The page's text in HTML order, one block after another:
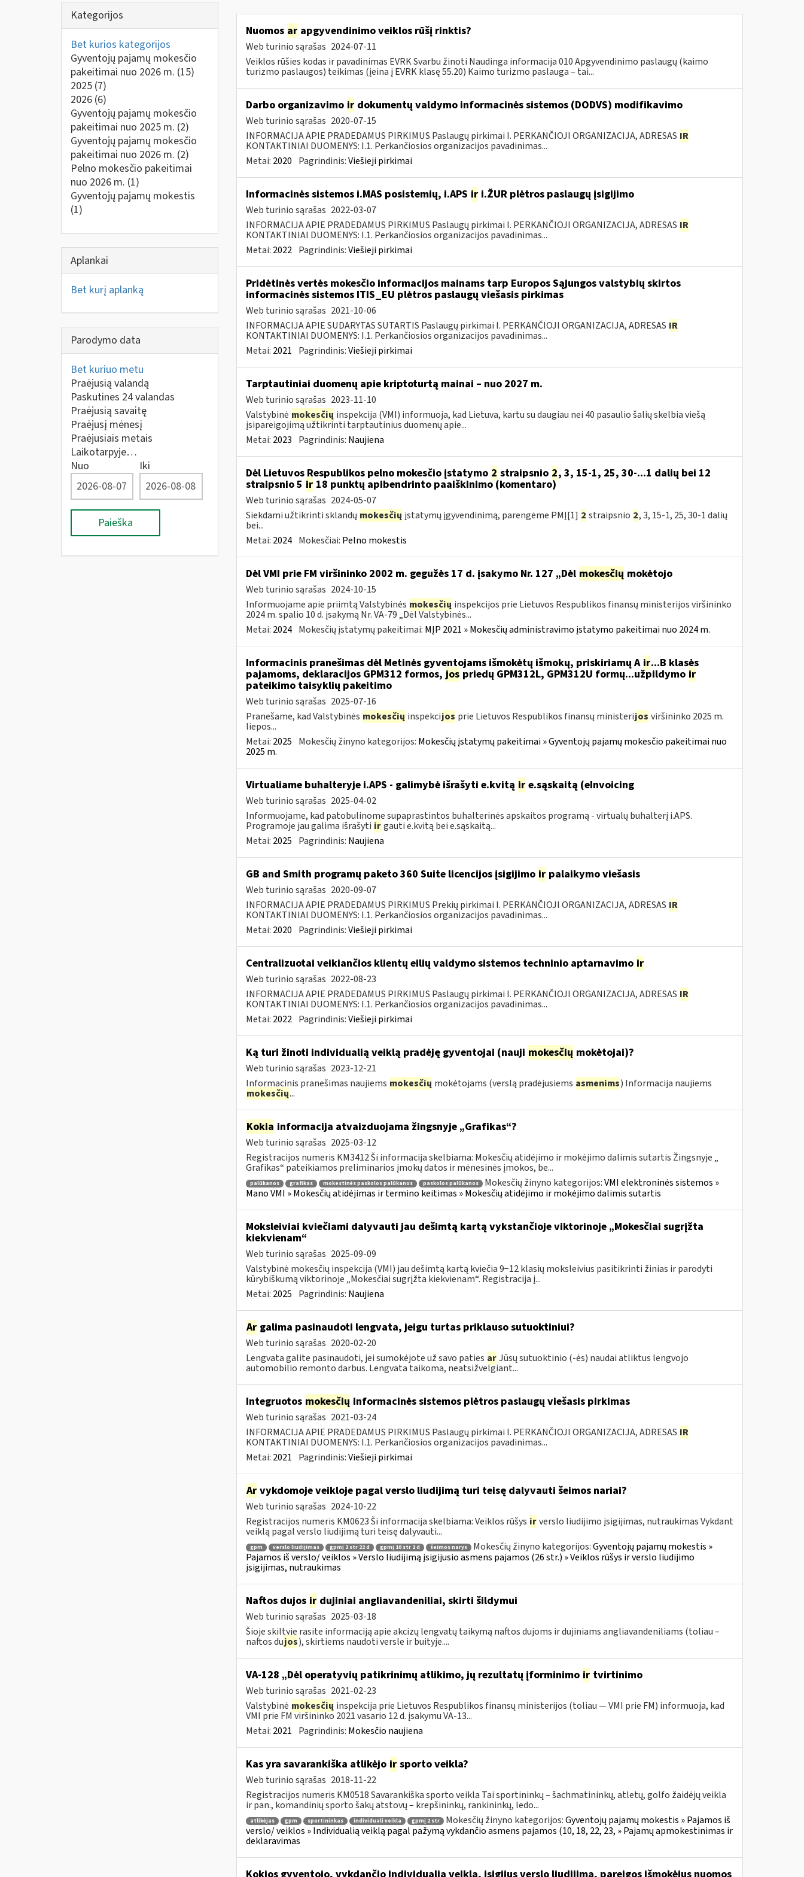
Kategorijos
Bet kurios kategorijos
Gyventojų pajamų mokesčio
pakeitimai nuo 2026 m. (15)
2025 (7)
2026 (6)
Gyventojų pajamų mokesčio
pakeitimai nuo 2025 m. (2)
Gyventojų pajamų mokesčio
pakeitimai nuo 2026 m. (2)
Pelno mokesčio pakeitimai
nuo 2026 m. (1)
Gyventojų pajamų mokestis
(1)
Aplankai
Bet kurį aplanką
Parodymo data
Bet kuriuo metu
Praėjusią valandą
Paskutines 24 valandas
Praėjusią savaitę
Praėjusį mėnesį
Praėjusiais metais
Laikotarpyje…
Nuo
Iki
Paieška
Nuomos arapgyvendinimo veiklos rūšį rinktis?
Web turinio sąrašas 2024-07-11
Veiklos rūšies kodas ir pavadinimas EVRK Svarbu žinoti Naudinga informacija 010 Apgyvendinimo paslaugų (kaimo
turizmo paslaugos) teikimas (įeina į EVRK klasę 55.20) Kaimo turizmo paslauga – tai...
Darbo organizavimo irdokumentų valdymo informacinės sistemos (DODVS) modifikavimo
Web turinio sąrašas 2020-07-15
INFORMACIJA APIE PRADEDAMUS PIRKIMUS Paslaugų pirkimai I. PERKANČIOJI ORGANIZACIJA, ADRESAS IR
KONTAKTINIAI DUOMENYS: I.1. Perkančiosios organizacijos pavadinimas...
Metai: 2020 Pagrindinis:Viešieji pirkimai
Informacinės sistemos i.MAS posistemių, i.APS iri.ŽUR plėtros paslaugų įsigijimo
Web turinio sąrašas 2022-03-07
INFORMACIJA APIE PRADEDAMUS PIRKIMUS Paslaugų pirkimai I. PERKANČIOJI ORGANIZACIJA, ADRESAS IR
KONTAKTINIAI DUOMENYS: I.1. Perkančiosios organizacijos pavadinimas...
Metai: 2022 Pagrindinis:Viešieji pirkimai
Pridėtinės vertės mokesčio informacijos mainams tarp Europos Sąjungos valstybių skirtos
informacinės sistemos ITIS_EU plėtros paslaugų viešasis pirkimas
Web turinio sąrašas 2021-10-06
INFORMACIJA APIE SUDARYTAS SUTARTIS Paslaugų pirkimai I. PERKANČIOJI ORGANIZACIJA, ADRESAS IR
KONTAKTINIAI DUOMENYS: I.1. Perkančiosios organizacijos pavadinimas...
Metai: 2021 Pagrindinis:Viešieji pirkimai
Tarptautiniai duomenų apie kriptoturtą mainai – nuo 2027 m.
Web turinio sąrašas 2023-11-10
Valstybinė mokesčių inspekcija (VMI) informuoja, kad Lietuva, kartu su daugiau nei 40 pasaulio šalių skelbia viešą
įsipareigojimą užtikrinti tarptautinius duomenų apie...
Metai: 2023 Pagrindinis: Naujiena
Dėl Lietuvos Respublikos pelno mokesčio įstatymo 2 straipsnio 2, 3, 15-1, 25, 30-...1 dalių bei 12
straipsnio 5 ir18 punktų apibendrinto paaiškinimo (komentaro)
Web turinio sąrašas 2024-05-07
Siekdami užtikrinti sklandų mokesčių įstatymų įgyvendinimą, parengėme PMĮ[1] 2 straipsnio 2, 3, 15-1, 25, 30-1 dalių
bei...
Metai: 2024 Mokesčiai: Pelno mokestis
Dėl VMI prie FM viršininko 2002 m. gegužės 17 d. įsakymo Nr. 127 „Dėl mokesčių mokėtojo
Web turinio sąrašas 2024-10-15
Informuojame apie priimtą Valstybinės mokesčių inspekcijos prie Lietuvos Respublikos finansų ministerijos viršininko
2024 m. spalio 10 d. įsakymą Nr. VA-79 „Dėl Valstybinės...
Metai: 2024 Mokesčių įstatymų pakeitimai: MĮP 2021 » Mokesčių administravimo įstatymo pakeitimai nuo 2024 m.
Informacinis pranešimas dėl Metinės gyventojams išmokėtų išmokų, priskiriamų A ir...B klasės
pajamoms, deklaracijos GPM312 formos, jos priedų GPM312L, GPM312U formų...užpildymo ir
pateikimo taisyklių pakeitimo
Web turinio sąrašas 2025-07-16
Pranešame, kad Valstybinės mokesčių inspekcijos prie Lietuvos Respublikos finansų ministerijos viršininko 2025 m.
liepos...
Metai: 2025 Mokesčių žinyno kategorijos: Mokesčių įstatymų pakeitimai » Gyventojų pajamų mokesčio pakeitimai nuo
2025 m.
Virtualiame buhalteryje i.APS - galimybė išrašyti e.kvitą ire.sąskaitą (eInvoicing
Web turinio sąrašas 2025-04-02
Informuojame, kad patobulinome supaprastintos buhalterinės apskaitos programą - virtualų buhalterį i.APS.
Programoje jau galima išrašyti ir gauti e.kvitą bei e.sąskaitą...
Metai: 2025 Pagrindinis: Naujiena
GB and Smith programų paketo 360 Suite licencijos įsigijimo irpalaikymo viešasis
Web turinio sąrašas 2020-09-07
INFORMACIJA APIE PRADEDAMUS PIRKIMUS Prekių pirkimai I. PERKANČIOJI ORGANIZACIJA, ADRESAS IR
KONTAKTINIAI DUOMENYS: I.1. Perkančiosios organizacijos pavadinimas...
Metai: 2020 Pagrindinis:Viešieji pirkimai
Centralizuotai veikiančios klientų eilių valdymo sistemos techninio aptarnavimo ir
Web turinio sąrašas 2022-08-23
INFORMACIJA APIE PRADEDAMUS PIRKIMUS Paslaugų pirkimai I. PERKANČIOJI ORGANIZACIJA, ADRESAS IR
KONTAKTINIAI DUOMENYS: I.1. Perkančiosios organizacijos pavadinimas...
Metai: 2022 Pagrindinis:Viešieji pirkimai
Ką turi žinoti individualią veiklą pradėję gyventojai (nauji mokesčių mokėtojai)?
Web turinio sąrašas 2023-12-21
Informacinis pranešimas naujiems mokesčių mokėtojams (verslą pradėjusiems asmenims) Informacija naujiems
mokesčių...
Kokia informacija atvaizduojama žingsnyje „Grafikas“?
Web turinio sąrašas 2025-03-12
Registracijos numeris KM3412 Ši informacija skelbiama: Mokesčių atidėjimo ir mokėjimo dalimis sutartis Žingsnyje „
Grafikas“ pateikiamos preliminarios įmokų datos ir mėnesinės įmokos, be...
palūkanos grafikas mokestinės paskolos palūkanos paskolos palūkanos Mokesčių žinyno kategorijos:VMI elektroninės sistemos »
Mano VMI » Mokesčių atidėjimas ir termino keitimas » Mokesčių atidėjimo ir mokėjimo dalimis sutartis
Moksleiviai kviečiami dalyvauti jau dešimtą kartą vykstančioje viktorinoje „Mokesčiai sugrįžta
kiekvienam“
Web turinio sąrašas 2025-09-09
Valstybinė mokesčių inspekcija (VMI) jau dešimtą kartą kviečia 9−12 klasių moksleivius pasitikrinti žinias ir parodyti
kūrybiškumą viktorinoje „Mokesčiai sugrįžta kiekvienam“. Registracija į...
Metai: 2025 Pagrindinis: Naujiena
Argalima pasinaudoti lengvata, jeigu turtas priklauso sutuoktiniui?
Web turinio sąrašas 2020-02-20
Lengvata galite pasinaudoti, jei sumokėjote už savo paties ar Jūsų sutuoktinio (-ės) naudai atliktus lengvojo
automobilio remonto darbus. Lengvata taikoma, neatsižvelgiant...
Integruotos mokesčių informacinės sistemos plėtros paslaugų viešasis pirkimas
Web turinio sąrašas 2021-03-24
INFORMACIJA APIE PRADEDAMUS PIRKIMUS Paslaugų pirkimai I. PERKANČIOJI ORGANIZACIJA, ADRESAS IR
KONTAKTINIAI DUOMENYS: I.1. Perkančiosios organizacijos pavadinimas...
Metai: 2021 Pagrindinis:Viešieji pirkimai
Arvykdomoje veikloje pagal verslo liudijimą turi teisę dalyvauti šeimos nariai?
Web turinio sąrašas 2024-10-22
Registracijos numeris KM0623 Ši informacija skelbiama: Veiklos rūšys ir verslo liudijimo įsigijimas, nutraukimas Vykdant
veiklą pagal verslo liudijimą turi teisę dalyvauti...
gpm verslo liudijimas gpmį 2 str 22 d gpmį 10 str 2 d šeimos narys Mokesčių žinyno kategorijos:Gyventojų pajamų mokestis »
Pajamos iš verslo/ veiklos » Verslo liudijimą įsigijusio asmens pajamos (26 str.) » Veiklos rūšys ir verslo liudijimo
įsigijimas, nutraukimas
Naftos dujos irdujiniai angliavandeniliai, skirti šildymui
Web turinio sąrašas 2025-03-18
Šioje skiltyje rasite informaciją apie akcizų lengvatų taikymą naftos dujoms ir dujiniams angliavandeniliams (toliau –
naftos dujos), skirtiems naudoti versle ir buityje....
VA-128 „Dėl operatyvių patikrinimų atlikimo, jų rezultatų įforminimo irtvirtinimo
Web turinio sąrašas 2021-02-23
Valstybinė mokesčių inspekcija prie Lietuvos Respublikos finansų ministerijos (toliau ― VMI prie FM) informuoja, kad
VMI prie FM viršininko 2021 vasario 12 d. įsakymu VA-13...
Metai: 2021 Pagrindinis: Mokesčio naujiena
Kas yra savarankiška atlikėjo irsporto veikla?
Web turinio sąrašas 2018-11-22
Registracijos numeris KM0518 Savarankiška sporto veikla Tai sportininkų – šachmatininkų, atletų, golfo žaidėjų veikla
ir pan., komandinių sporto šakų atstovų – krepšininkų, rankininkų, ledo...
atlikėjas gpm sportininkas individuali veikla gpmį 2 str Mokesčių žinyno kategorijos:Gyventojų pajamų mokestis » Pajamos iš
verslo/ veiklos » Individualią veiklą pagal pažymą vykdančio asmens pajamos (10, 18, 22, 23, » Pajamų apmokestinimas ir
deklaravimas